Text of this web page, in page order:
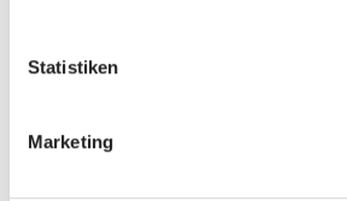
Statistiken
Marketing
Küche
Kompressor-Kühlschrank